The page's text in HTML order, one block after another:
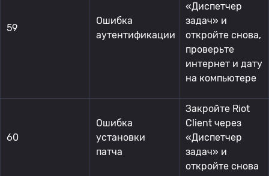
59
Ошибка
аутентификации
«Диспетчер
задач» и
откройте снова,
проверьте
интернет и дату
на компьютере
60
Ошибка
установки
патча
Закройте Riot
Client через
«Диспетчер
задач» и
откройте снова